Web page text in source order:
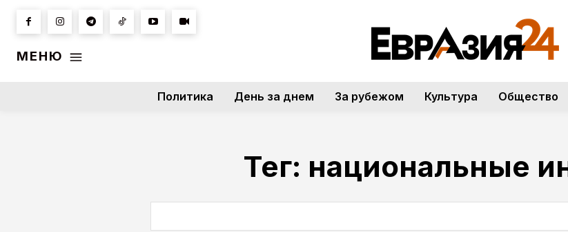
МЕНЮ
Политика День за днем За рубежом Культура Общество
Тег: национальные